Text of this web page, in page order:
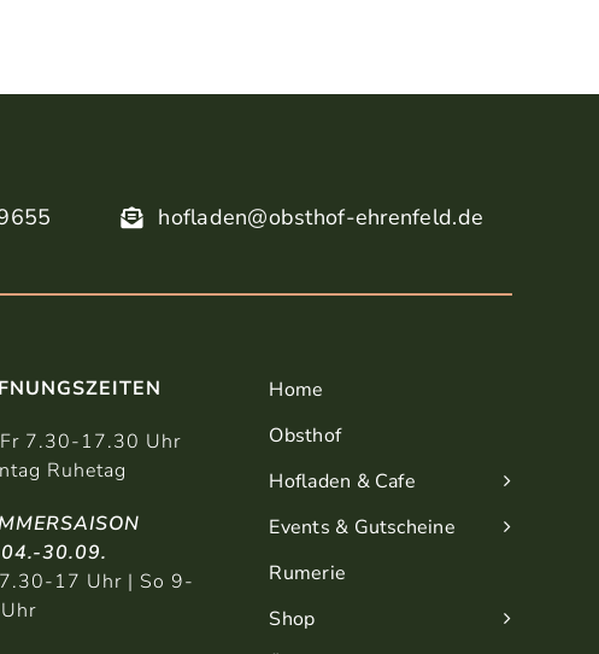
hofladen@obsthof-ehrenfeld.de
7.30-17.30 Uhr
Ruhetag
30.09.
17 Uhr | So 9-
Home
Obsthof
Hofladen & Cafe
Events & Gutscheine
Rumerie
Shop